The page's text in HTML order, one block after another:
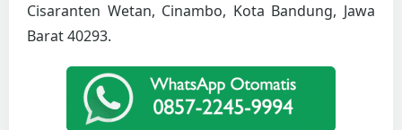
Cisaranten Wetan, Cinambo, Kota Bandung, Jawa
Barat 40293.